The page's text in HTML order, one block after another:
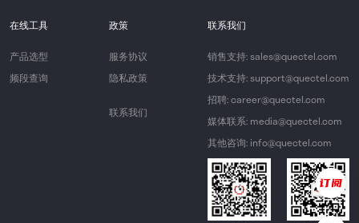
在线工具
产品选型
频段查询
政策
服务协议
隐私政策
联系我们
联系我们
销售支持: sales@quectel.com
技术支持: support@quectel.com
招聘: career@quectel.com
媒体联系: media@quectel.com
其他咨询: info@quectel.com